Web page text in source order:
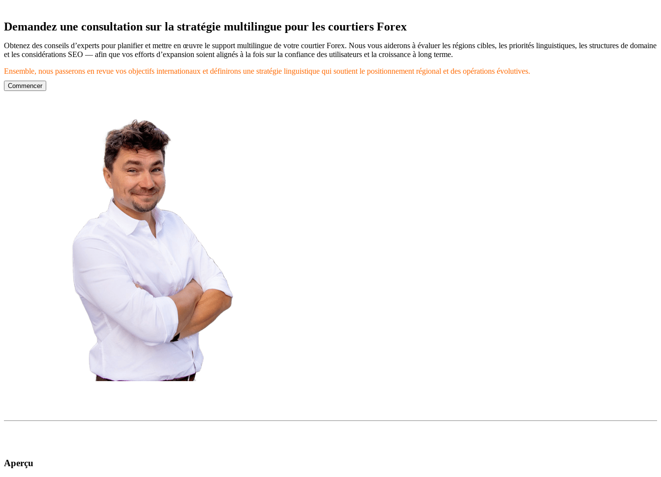
Demandez une consultation sur la stratégie multilingue pour les courtiers Forex
Obtenez des conseils d’experts pour planifier et mettre en œuvre le support multilingue de votre courtier Forex. Nous vous aiderons à évaluer les régions cibles, les priorités linguistiques, les structures de domaine
et les considérations SEO — afin que vos efforts d’expansion soient alignés à la fois sur la confiance des utilisateurs et la croissance à long terme.
Ensemble, nous passerons en revue vos objectifs internationaux et définirons une stratégie linguistique qui soutient le positionnement régional et des opérations évolutives.
Commencer
Aperçu